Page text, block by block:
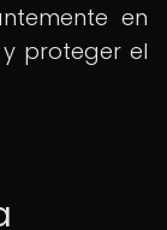
en
proteger el